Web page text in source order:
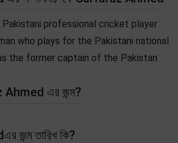
Pakistani professional cricket player
who plays for the Pakistani national
the former captain of the Pakistan
এর জন্ম?
জন্ম তারিখ কি?